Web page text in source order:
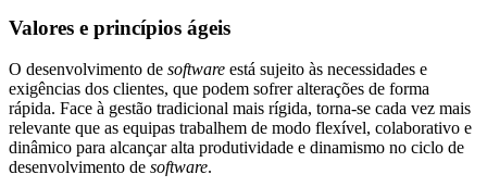
Valores e princípios ágeis
O desenvolvimento de software está sujeito às necessidades e
exigências dos clientes, que podem sofrer alterações de forma
rápida. Face à gestão tradicional mais rígida, torna-se cada vez mais
relevante que as equipas trabalhem de modo flexível, colaborativo e
dinâmico para alcançar alta produtividade e dinamismo no ciclo de
desenvolvimento de software.